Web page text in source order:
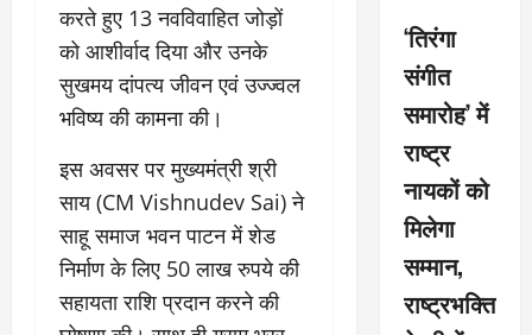
करते हुए 13 नवविवाहित जोड़ों
को आशीर्वाद दिया और उनके
सुखमय दांपत्य जीवन एवं उज्ज्वल
भविष्य की कामना की।
इस अवसर पर मुख्यमंत्री श्री
साय (CM Vishnudev Sai) ने
साहू समाज भवन पाटन में शेड
निर्माण के लिए 50 लाख रुपये की
सहायता राशि प्रदान करने की
‘तिरंगा
संगीत
समारोह’ में
राष्ट्र
नायकों को
मिलेगा
सम्मान,
राष्ट्रभक्ति